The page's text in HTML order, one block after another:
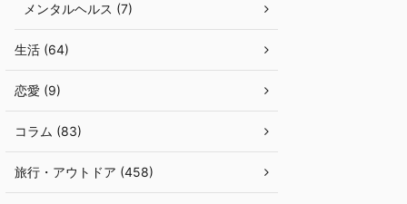
メンタルヘルス (7)
生活 (64)
恋愛 (9)
コラム (83)
旅行・アウトドア (458)